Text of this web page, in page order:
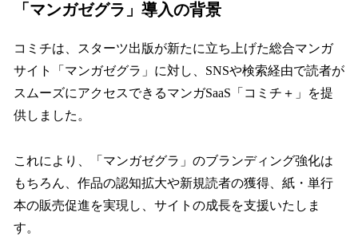
「マンガゼグラ」導入の背景
コミチは、スターツ出版が新たに立ち上げた総合マンガ
サイト「マンガゼグラ」に対し、SNSや検索経由で読者が
スムーズにアクセスできるマンガSaaS「コミチ＋」を提
供しました。
これにより、「マンガゼグラ」のブランディング強化は
もちろん、作品の認知拡大や新規読者の獲得、紙・単行
本の販売促進を実現し、サイトの成長を支援いたしま
す。